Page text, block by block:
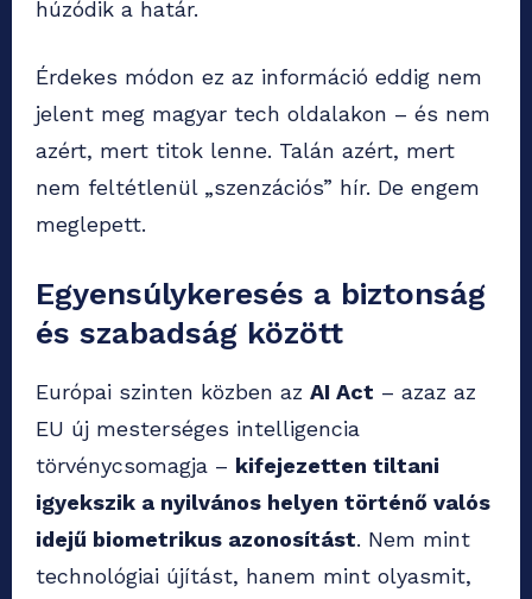
húzódik a határ.
Érdekes módon ez az információ eddig nem
jelent meg magyar tech oldalakon – és nem
azért, mert titok lenne. Talán azért, mert
nem feltétlenül „szenzációs” hír. De engem
meglepett.
Egyensúlykeresés a biztonság
és szabadság között
Európai szinten közben az AI Act – azaz az
EU új mesterséges intelligencia
törvénycsomagja – kifejezetten tiltani
igyekszik a nyilvános helyen történő valós
idejű biometrikus azonosítást. Nem mint
technológiai újítást, hanem mint olyasmit,